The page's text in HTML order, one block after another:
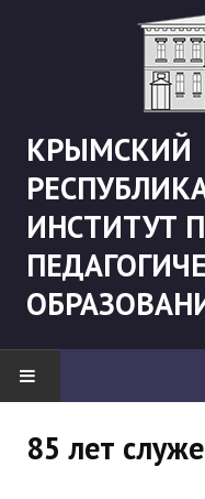
КРЫМСКИЙ
ИНСТИТУТ
85 лет